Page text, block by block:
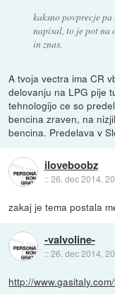
kaksno povprecje
napisal, to je pot na
in znas.
A tvoja vectra ima CR
delovanju na LPG pije
tehnologijo ce so
bencina zraven, na
bencina. Predelava v
iloveboobz
::26. dec 2014,
zakaj je tema postala
-valvoline-
::26. dec 2014,
http://